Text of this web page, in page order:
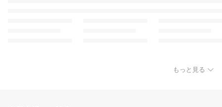
もっと見る